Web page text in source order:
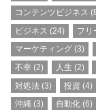
コンテンツビジネス
ビジネス (24) フリ
マーケティング (3)
不幸 (2) 人生 (2)
対処法 (3) 投資 (4)
沖縄 (3) 自動化(6)